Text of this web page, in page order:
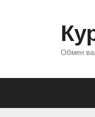
Обмен